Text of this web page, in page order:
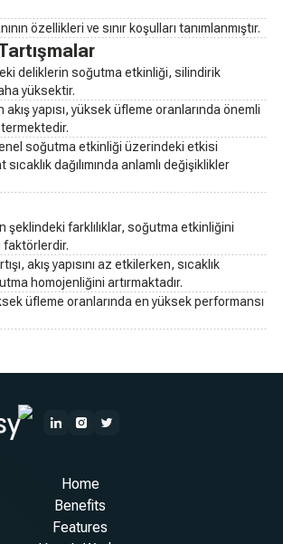
özellikleri ve sınır koşulları tanımlanmıştır.
deliklerin soğutma etkinliği, silindirik
yüksektir.
yapısı, yüksek üfleme oranlarında önemli
soğutma etkinliği üzerindeki etkisi
dağılımında anlamlı değişiklikler
şeklindeki farklılıklar, soğutma etkinliğini
faktörlerdir.
akış yapısını az etkilerken, sıcaklık
homojenliğini artırmaktadır.
üfleme oranlarında en yüksek performansı
Home
Benefits
Features